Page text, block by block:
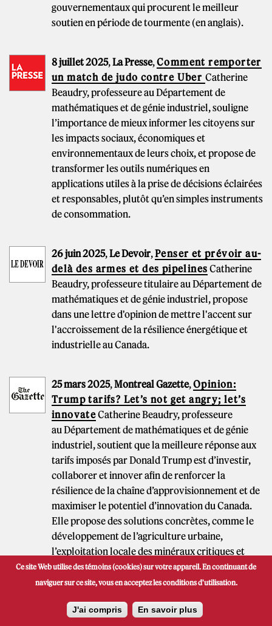
gouvernementaux qui procurent le meilleur
soutien en période de tourmente (en anglais).
8 juillet 2025,La Presse,Comment remporter
un match de judo contre Uber Catherine
Beaudry, professeure au Département de
mathématiques et de génie industriel, souligne
l’importance de mieux informer les citoyens sur
les impacts sociaux, économiques et
environnementaux de leurs choix, et propose de
transformer les outils numériques en
applications utiles à la prise de décisions éclairées
et responsables, plutôt qu’en simples instruments
de consommation.
26 juin 2025,Le Devoir,Penser et prévoir au-
delà des armes et des pipelines Catherine
Beaudry, professeure titulaire au Département de
mathématiques et de génie industriel, propose
dans une lettre d'opinion de mettre l'accent sur
l'accroissement de la résilience énergétique et
industrielle au Canada.
25 mars 2025,Montreal Gazette,Opinion:
Trump tarifs? Let’s not get angry; let’s
innovateCatherine Beaudry, professeure
au Département de mathématiques et de génie
industriel, soutient que la meilleure réponse aux
tarifs imposés par Donald Trump est d’investir,
collaborer et innover afin de renforcer la
résilience de la chaîne d’approvisionnement et de
maximiser le potentiel d’innovation du Canada.
Elle propose des solutions concrètes, comme le
développement de l’agriculture urbaine,
l’exploitation locale des minéraux critiques et
l’amélioration des infrastructures de transport,
pour transformer cette crise en opportunité de
Ce site Web utilise des témoins (cookies) sur votre appareil. En continuant de
naviguer sur ce site, vous en acceptez les conditions d'utilisation.
J'ai compris En savoir plus